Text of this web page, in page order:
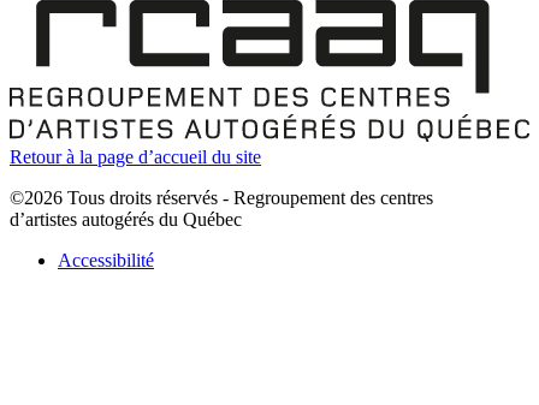
Retour à la page d’accueil du site
©2026 Tous droits réservés - Regroupement des centres
d’artistes autogérés du Québec
Accessibilité